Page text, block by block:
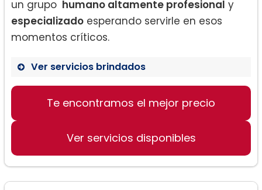
un grupo humano altamente profesional y
especializado esperando servirle en esos
momentos críticos.
Ver servicios brindados
Ley de Divorcio:
Te encontramos el mejor precio
Ver servicios disponibles